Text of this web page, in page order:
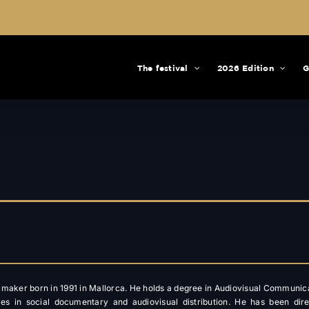
The festival 2026 Edition
born in 1991 in Mallorca. He holds a degree in Audiovisual
in social documentary and audiovisual distribution. He has been